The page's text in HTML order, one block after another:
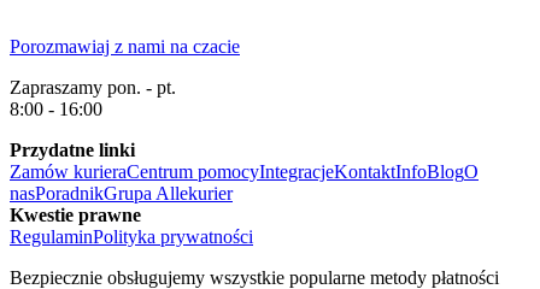
Porozmawiaj z nami na czacie
Zapraszamy pon. - pt.
8:00 - 16:00
Przydatne linki
Zamów kurieraCentrum pomocyIntegracjeKontaktInfoBlogO
nasPoradnikGrupa Allekurier
Kwestie prawne
RegulaminPolityka prywatności
Bezpiecznie obsługujemy wszystkie popularne metody płatności